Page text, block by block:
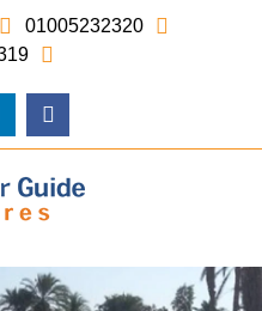
01005232320